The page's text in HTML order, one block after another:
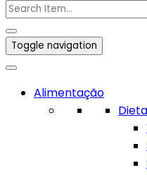
Toggle navigation
Alimentação
Dieta